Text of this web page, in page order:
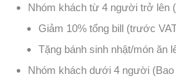
Nhóm khách từ 4 người trở lên
Giảm 10% tổng bill (trước
Tặng bánh sinh nhật/món ăn
Nhóm khách dưới 4 người (Bao